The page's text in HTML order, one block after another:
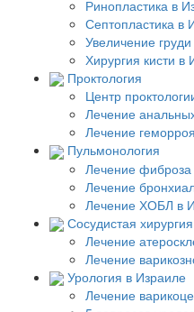
Ринопластика в
Септопластика в
Увеличение
Хирургия кисти в
Проктология
Центр
Лечение
Лечение
Пульмонология
Лечение фиброза
Лечение
Лечение ХОБЛ в
Сосудистая хирургия
Лечение
Лечение
Урология в Израиле
Лечение